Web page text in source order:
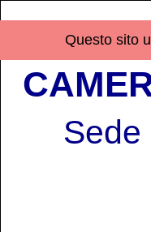
Sede
Questo sito